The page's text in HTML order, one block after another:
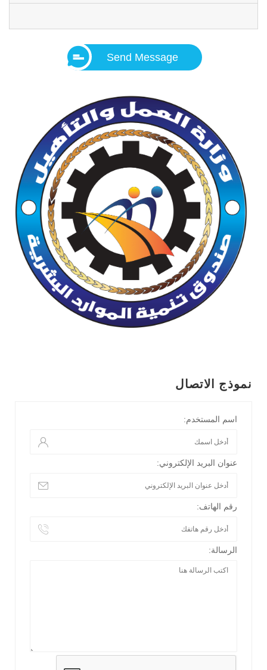
Send Message
نموذج الاتصال
اسم المستخدم:
عنوان البريد الإلكتروني:
رقم الهاتف:
الرسالة: